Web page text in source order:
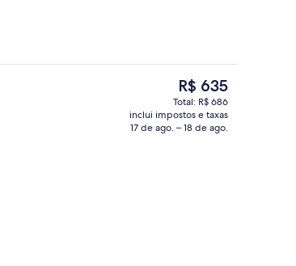
Quarto standard, 1 cama Queen,
O
preço
atual
é
R$ 635
Total: R$ 686
inclui impostos e taxas
17 de ago. – 18 de ago.